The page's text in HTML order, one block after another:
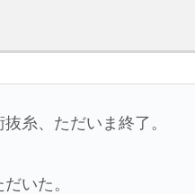
糸、ただいま終了。
いた。